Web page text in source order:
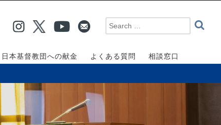
日本基督教団への献金 よくある質問 相談窓口